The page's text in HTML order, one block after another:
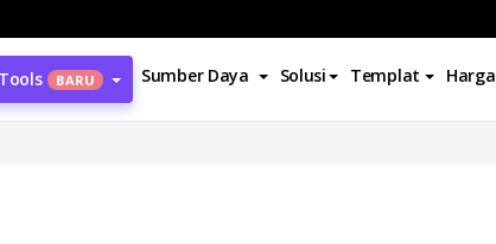
BARU Sumber Daya Solusi Templat Harga